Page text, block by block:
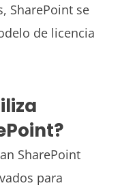
SharePoint se
de licencia
SharePoint
para